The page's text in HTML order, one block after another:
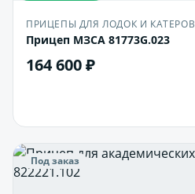
ПРИЦЕПЫ ДЛЯ ЛОДОК И КАТЕРОВ
Прицеп МЗСА 81773G.023
164 600 ₽
Под заказ